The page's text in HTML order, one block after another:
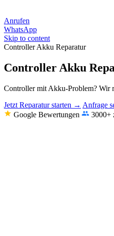
Anrufen
WhatsApp
Skip to content
Controller Akku Reparatur
Controller Akku
Controller mit Akku-Problem? Wir
Jetzt Reparatur starten → Anfrage
Google Bewertungen
3000+